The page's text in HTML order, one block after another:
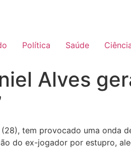
Política Saúde
Alves
tem provocado uma onda
do ex-jogador por estupro,